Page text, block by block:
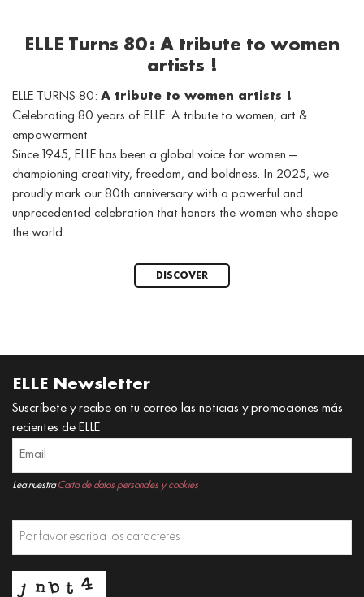
ELLE Turns 80: A tribute to women
artists !
ELLE TURNS 80: A tribute to women artists !
Celebrating 80 years of ELLE: A tribute to women, art &
empowerment
Since 1945, ELLE has been a global voice for women —
championing creativity, freedom, and boldness. In 2025, we
proudly mark our 80th anniversary with a powerful and
unprecedented celebration that honors the women who shape
the world.
DISCOVER
ELLE Newsletter
Suscríbete y recibe en tu correo las noticias y promociones más
recientes de ELLE
Lea nuestraCarta de datos personales y cookies